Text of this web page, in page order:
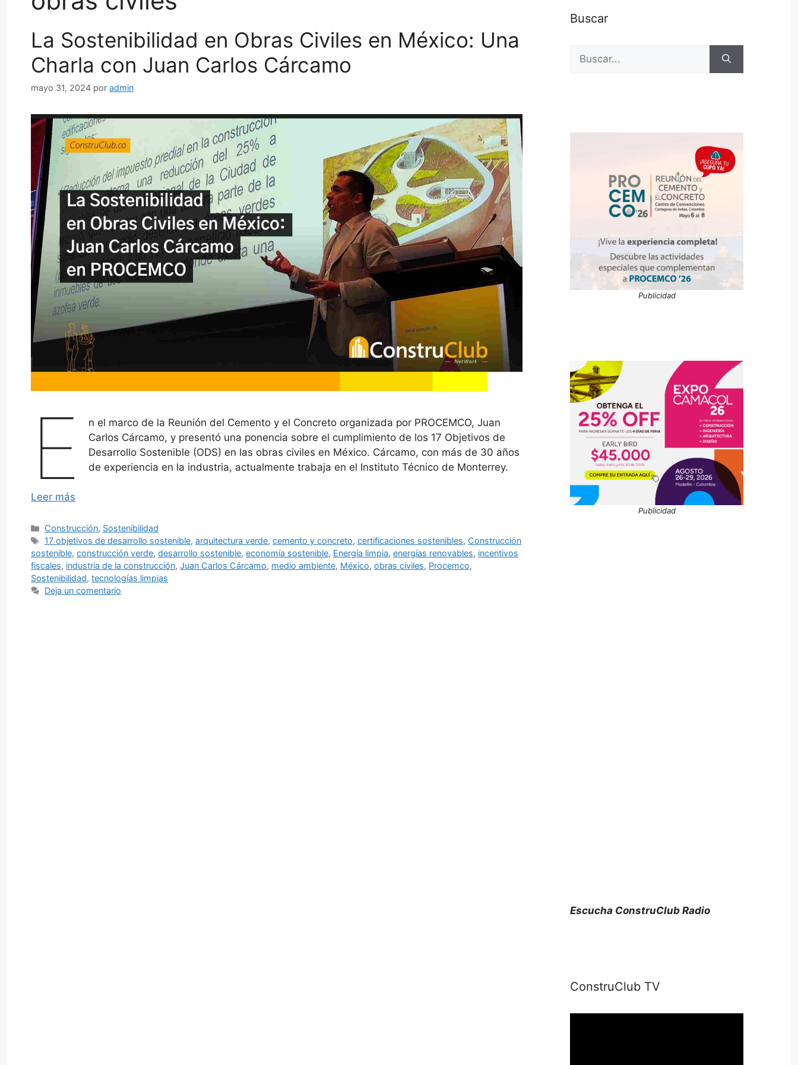
La Sostenibilidad en Obras Civiles en México: Una
Charla con Juan Carlos Cárcamo
mayo 31, 2024 por admin
E
n el marco de la Reunión del Cemento y el Concreto organizada por PROCEMCO, Juan
Carlos Cárcamo, y presentó una ponencia sobre el cumplimiento de los 17 Objetivos de
Desarrollo Sostenible (ODS) en las obras civiles en México. Cárcamo, con más de 30 años
de experiencia en la industria, actualmente trabaja en el Instituto Técnico de Monterrey.
Leer más
Categorías
Construcción, Sostenibilidad
Etiquetas
17 objetivos de desarrollo sostenible,arquitectura verde,cemento y concreto,certificaciones sostenibles, Construcción
sostenible, construcción verde, desarrollo sostenible, economía sostenible, Energía limpia, energías renovables, incentivos
fiscales, industria de la construcción, Juan Carlos Cárcamo, medio ambiente, México, obras civiles, Procemco,
Sostenibilidad, tecnologías limpias
Deja un comentario
Buscar
Buscar:
Publicidad
Publicidad
Escucha ConstruClub Radio
ConstruClub TV